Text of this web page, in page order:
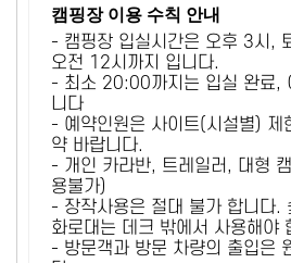
캠핑장 이용 수칙 안내
- 캠핑장 입실시간은 오후 3시,
오전 12시까지 입니다.
- 최소 20:00까지는 입실 완료,
니다
- 예약인원은 사이트(시설별) 제
약 바랍니다.
- 개인 카라반, 트레일러, 대형
용불가)
- 장작사용은 절대 불가 합니다.
화로대는 데크 밖에서 사용해야
- 방문객과 방문 차량의 출입은